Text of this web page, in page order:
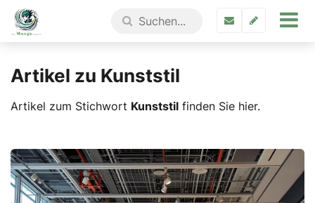
Artikel zu Kunststil
Artikel zum Stichwort Kunststil finden Sie hier.